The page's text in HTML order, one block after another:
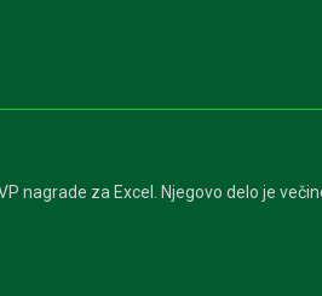
nagrade za Excel. Njegovo delo je